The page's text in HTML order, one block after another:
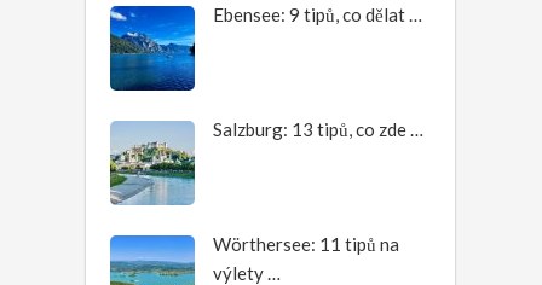
Ebensee: 9 tipů, co dělat …
Salzburg: 13 tipů, co zde …
Wörthersee: 11 tipů na
výlety …